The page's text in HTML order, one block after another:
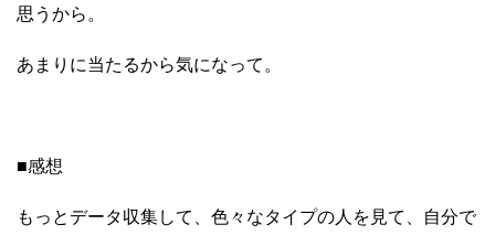
思うから。
あまりに当たるから気になって。
■感想
もっとデータ収集して、色々なタイプの人を見て、自分で